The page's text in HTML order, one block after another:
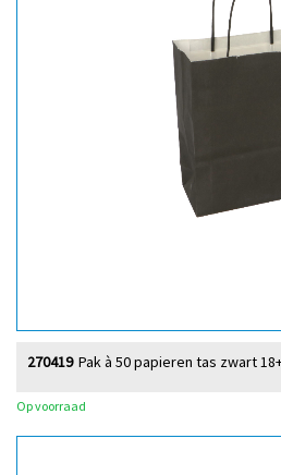
Pak à 50 papieren tas zwart
270419
Op voorraad